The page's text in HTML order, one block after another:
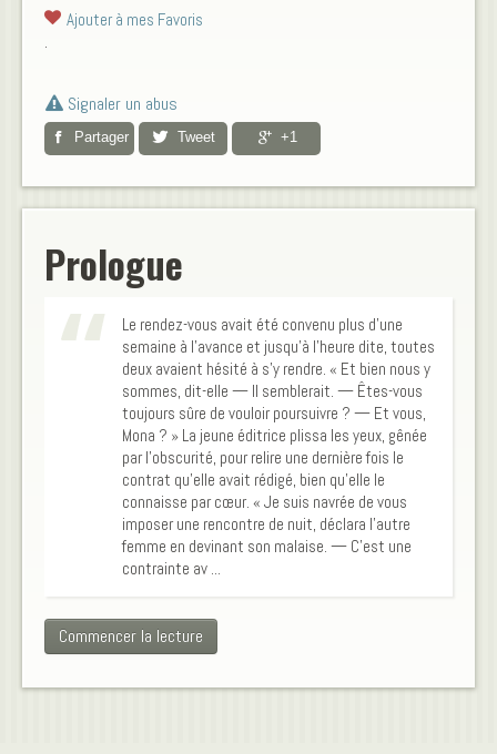
deux créatures, la prédatrice
et sa proie, associées à tout
maladie qui eût affligé un être
humain ». Voici comment
fantasmes m’entourant. Le
reste n’est que mensonge.
Laissez-moi vous raconter la
véritable histoire de Carmilla,
mon histoire.
Ajouter à mes Favoris
Signaler un abus
Partager Tweet +1
Prologue
Le rendez-vous avait été convenu plus d’une
semaine à l’avance et jusqu’à l’heure dite, toutes
deux avaient hésité à s’y rendre. « Et bien nous y
sommes, dit-elle — Il semblerait. — Êtes-vous
toujours sûre de vouloir poursuivre ? — Et vous,
Mona ? » La jeune éditrice plissa les yeux, gênée
par l’obscurité, pour relire une dernière fois le
contrat qu’elle avait rédigé, bien qu’elle le
connaisse par cœur. « Je suis navrée de vous
imposer une rencontre de nuit, déclara l’autre
femme en devinant son malaise. — C’est une
contrainte av ...
Commencer la lecture